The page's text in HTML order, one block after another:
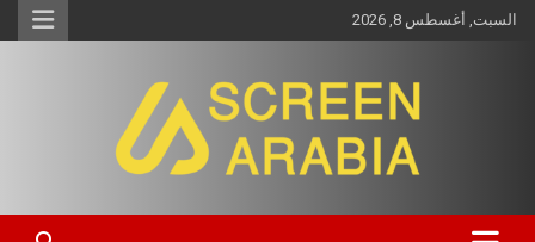
السبت, أغسطس 8, 2026
Screen Arabia